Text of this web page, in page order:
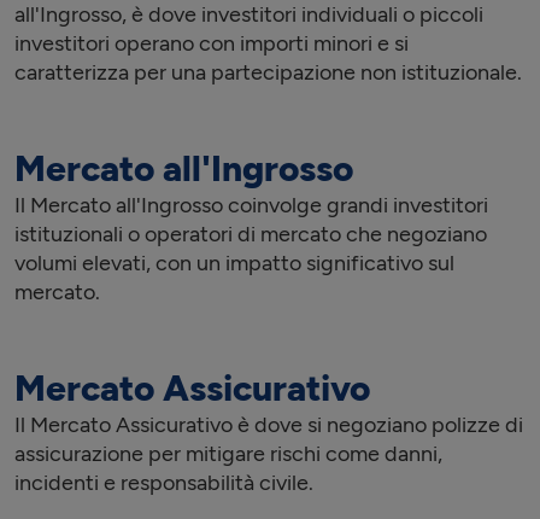
all'Ingrosso, è dove investitori individuali o piccoli
investitori operano con importi minori e si
caratterizza per una partecipazione non istituzionale.
Mercato all'Ingrosso
Il Mercato all'Ingrosso coinvolge grandi investitori
istituzionali o operatori di mercato che negoziano
volumi elevati, con un impatto significativo sul
mercato.
Mercato Assicurativo
Il Mercato Assicurativo è dove si negoziano polizze di
assicurazione per mitigare rischi come danni,
incidenti e responsabilità civile.